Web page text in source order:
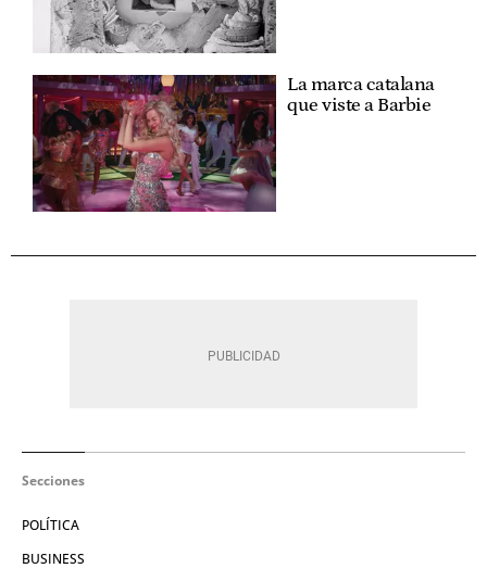
La marca catalana
que viste a Barbie
Secciones
POLÍTICA
BUSINESS